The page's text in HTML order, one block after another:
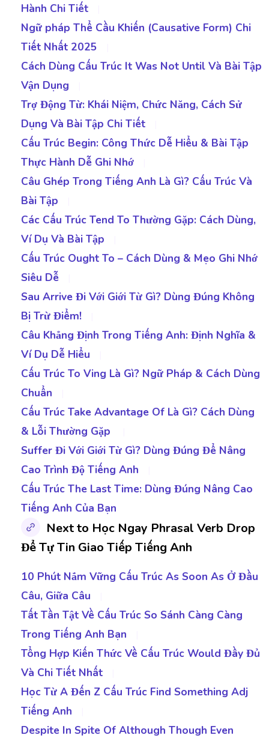
Hành Chi Tiết
Ngữ pháp Thể Cầu Khiến (Causative Form) Chi
Tiết Nhất 2025
Cách Dùng Cấu Trúc It Was Not Until Và Bài Tập
Vận Dụng
Trợ Động Từ: Khái Niệm, Chức Năng, Cách Sử
Dụng Và Bài Tập Chi Tiết
Cấu Trúc Begin: Công Thức Dễ Hiểu & Bài Tập
Thực Hành Dễ Ghi Nhớ
Câu Ghép Trong Tiếng Anh Là Gì? Cấu Trúc Và
Bài Tập
Các Cấu Trúc Tend To Thường Gặp: Cách Dùng,
Ví Dụ Và Bài Tập
Cấu Trúc Ought To – Cách Dùng & Mẹo Ghi Nhớ
Siêu Dễ
Sau Arrive Đi Với Giới Từ Gì? Dùng Đúng Không
Bị Trừ Điểm!
Câu Khẳng Định Trong Tiếng Anh: Định Nghĩa &
Ví Dụ Dễ Hiểu
Cấu Trúc To Ving Là Gì? Ngữ Pháp & Cách Dùng
Chuẩn
Cấu Trúc Take Advantage Of Là Gì? Cách Dùng
& Lỗi Thường Gặp
Suffer Đi Với Giới Từ Gì? Dùng Đúng Để Nâng
Cao Trình Độ Tiếng Anh
Cấu Trúc The Last Time: Dùng Đúng Nâng Cao
Tiếng Anh Của Bạn
Next to Học Ngay Phrasal Verb Drop
Để Tự Tin Giao Tiếp Tiếng Anh
10 Phút Nắm Vững Cấu Trúc As Soon As Ở Đầu
Câu, Giữa Câu
Tất Tần Tật Về Cấu Trúc So Sánh Càng Càng
Trong Tiếng Anh Bạn
Tổng Hợp Kiến Thức Về Cấu Trúc Would Đầy Đủ
Và Chi Tiết Nhất
Học Từ A Đến Z Cấu Trúc Find Something Adj
Tiếng Anh
Despite In Spite Of Although Though Even